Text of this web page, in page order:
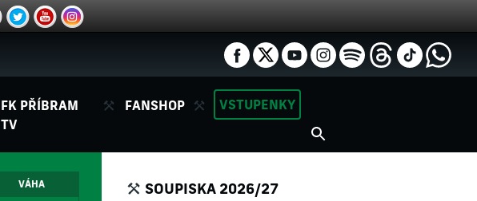
FK PŘÍBRAM
TV
FANSHOP VSTUPENKY
VÁHA SOUPISKA 2026/27